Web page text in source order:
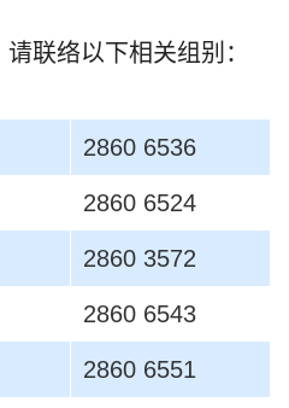
联络以下相关组别：
2860 6536
2860 6524
2860 3572
2860 6543
2860 6551